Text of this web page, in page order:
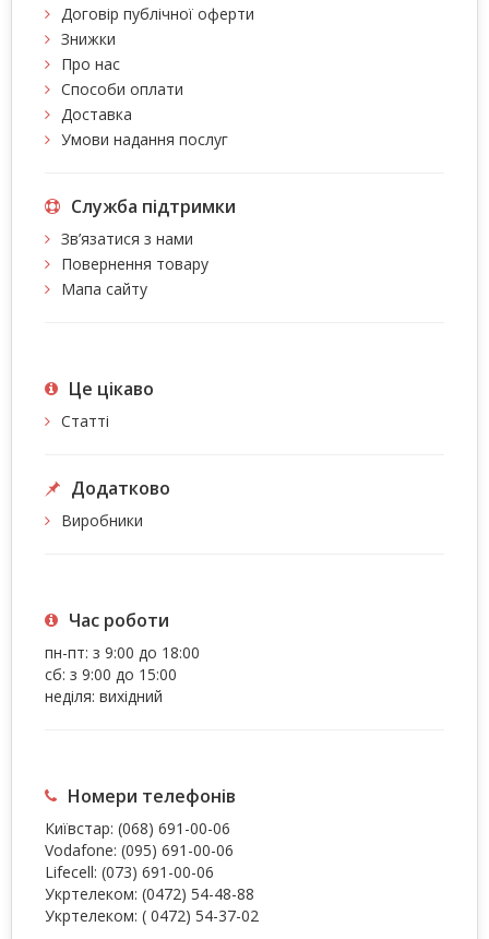
Договір публічної оферти
Знижки
Про нас
Способи оплати
Доставка
Умови надання послуг
Служба підтримки
Зв’язатися з нами
Повернення товару
Мапа сайту
Це цiкаво
Статті
Додатково
Виробники
Час роботи
пн-пт: з 9:00 до 18:00
сб: з 9:00 до 15:00
неділя: вихідний
Номери телефонів
Київстар: (068) 691-00-06
Vodafone: (095) 691-00-06
Lifecell: (073) 691-00-06
Укртелеком: (0472) 54-48-88
Укртелеком: ( 0472) 54-37-02